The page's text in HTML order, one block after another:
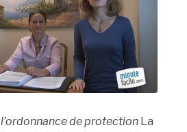
de protection La